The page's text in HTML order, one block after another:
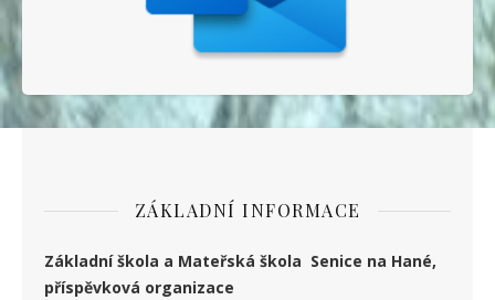
ZÁKLADNÍ INFORMACE
Základní škola a Mateřská škola Senice na Hané,
příspěvková organizace